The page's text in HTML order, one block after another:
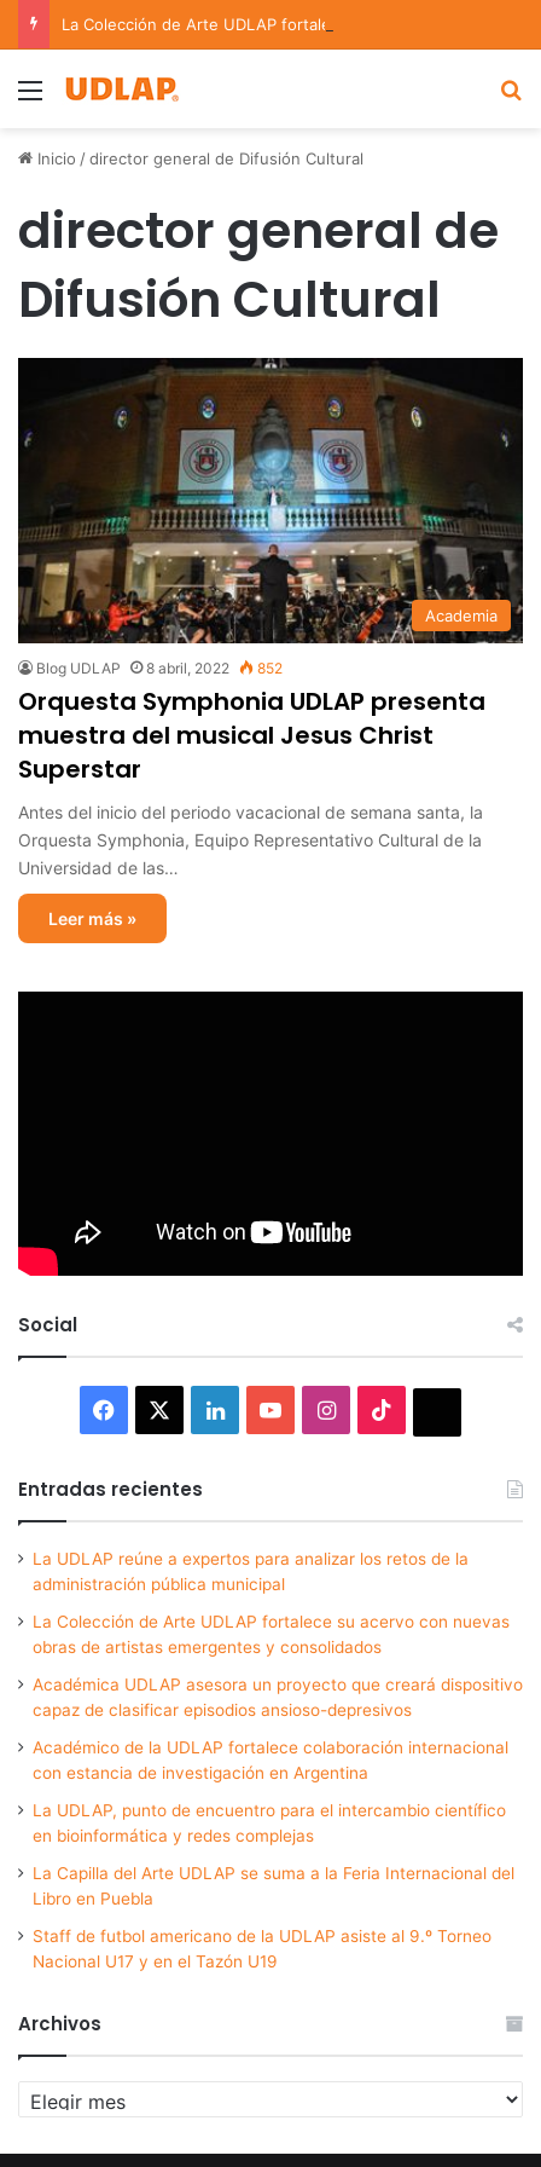
Menu
Inicio /director general de Difusión Cultural
director general de
Difusión Cultural
Academia
Blog UDLAP 8 abril, 2022 852
Orquesta Symphonia UDLAP presenta
muestra del musical Jesus Christ
Superstar
Antes del inicio del periodo vacacional de semana santa, la
Orquesta Symphonia, Equipo Representativo Cultural de la
Universidad de las…
Leer más »
Social
Facebook LinkedInYouTubeInstagram
Entradas recientes
La UDLAP reúne a expertos para analizar los retos de la
administración pública municipal
La Colección de Arte UDLAP fortalece su acervo con nuevas
obras de artistas emergentes y consolidados
Académica UDLAP asesora un proyecto que creará dispositivo
capaz de clasificar episodios ansioso-depresivos
Académico de la UDLAP fortalece colaboración internacional
con estancia de investigación en Argentina
La UDLAP, punto de encuentro para el intercambio científico
en bioinformática y redes complejas
La Capilla del Arte UDLAP se suma a la Feria Internacional del
Libro en Puebla
Staff de futbol americano de la UDLAP asiste al 9.º Torneo
Nacional U17 y en el Tazón U19
Archivos
Archivos